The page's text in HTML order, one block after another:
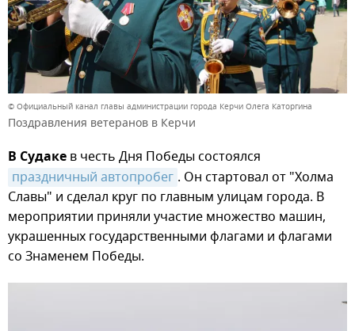
© Официальный канал главы администрации города Керчи Олега Каторгина
Поздравления ветеранов в Керчи
В Судаке в честь Дня Победы состоялся
праздничный автопробег . Он стартовал от "Холма
Славы" и сделал круг по главным улицам города. В
мероприятии приняли участие множество машин,
украшенных государственными флагами и флагами
со Знаменем Победы.